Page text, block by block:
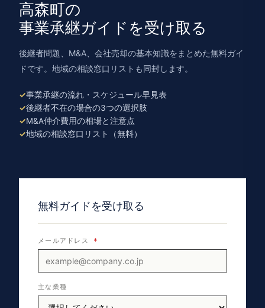
高森町の
事業承継ガイドを受け取る
後継者問題、M&A、会社売却の基本知識をまとめた無料ガイ
ドです。地域の相談窓口リストも同封します。
事業承継の流れ・スケジュール早見表
後継者不在の場合の3つの選択肢
M&A仲介費用の相場と注意点
地域の相談窓口リスト（無料）
無料ガイドを受け取る
メールアドレス *
主な業種